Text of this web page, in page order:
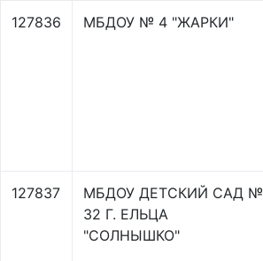
127836 МБДОУ № 4 "ЖАРКИ"
127837
МБДОУ ДЕТСКИЙ САД №
32 Г. ЕЛЬЦА
"СОЛНЫШКО"